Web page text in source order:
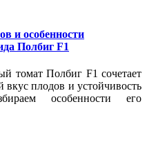
и особенности
Полбиг F1
томат Полбиг F1 сочетает
плодов и устойчивость
особенности его